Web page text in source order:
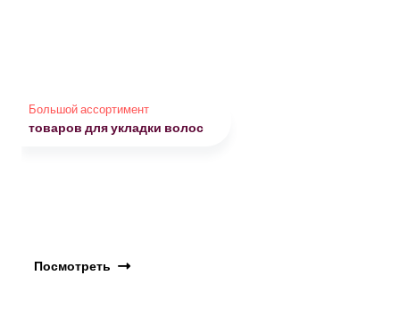
Предложения популярных производителей
Ножницы и бритвы
Посмотреть
ОбзорТеплых И Гибридных Восков
От Italwax
Записаться
Большой ассортимент
товаров для укладки волос
Посмотреть
Оборудование для салонов
В наличии и под заказ
Подробнее